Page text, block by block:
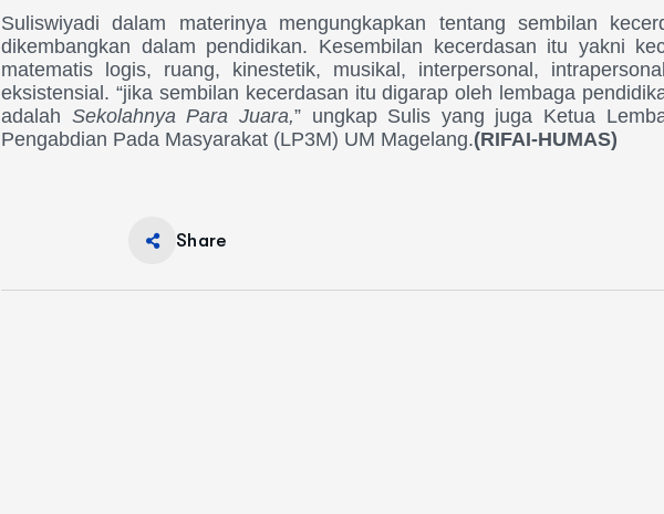
Suliswiyadi dalam materinya mengungkapkan tentang sembilan
dikembangkan dalam pendidikan. Kesembilan kecerdasan itu yakni
matematis logis, ruang, kinestetik, musikal, interpersonal,
eksistensial. “jika sembilan kecerdasan itu digarap oleh lembaga
adalah Sekolahnya Para Juara,” ungkap Sulis yang juga Ketua
Pengabdian Pada Masyarakat (LP3M) UM Magelang.(RIFAI-HUMAS)
Share